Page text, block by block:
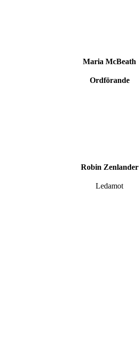
Maria McBeath
Ordförande
Robin Zenlander
Ledamot